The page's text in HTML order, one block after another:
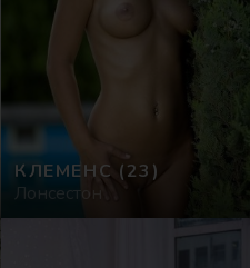
КЛЕМЕНС (23)
Лонсестон